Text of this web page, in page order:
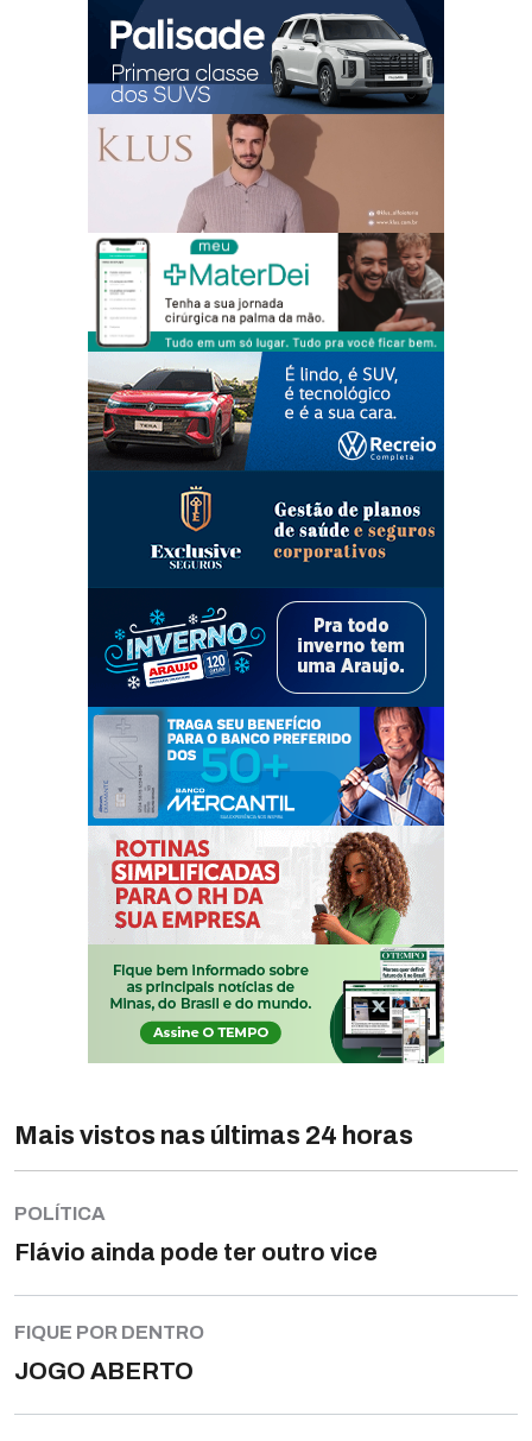
Mais vistos nas últimas 24 horas
POLÍTICA
Flávio ainda pode ter outro vice
FIQUE POR DENTRO
JOGO ABERTO